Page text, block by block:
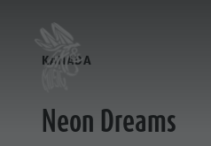
KANADA
Neon Dreams